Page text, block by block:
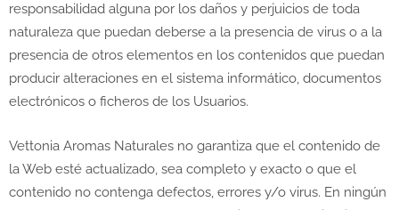
responsabilidad alguna por los daños y perjuicios de toda
naturaleza que puedan deberse a la presencia de virus o a la
presencia de otros elementos en los contenidos que puedan
producir alteraciones en el sistema informático, documentos
electrónicos o ficheros de los Usuarios.
Vettonia Aromas Naturales no garantiza que el contenido de
la Web esté actualizado, sea completo y exacto o que el
contenido no contenga defectos, errores y/o virus. En ningún